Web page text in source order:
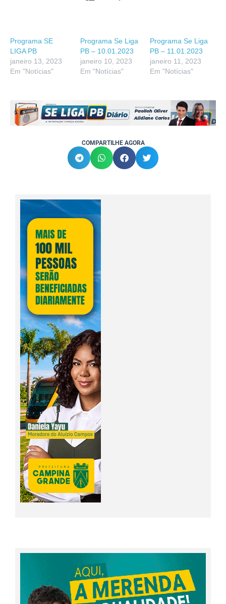
Programa SE
LIGA PB
janeiro 13, 2023
Em "Notícias"
Programa Se Liga
PB – 10.01.2023
janeiro 10, 2023
Em "Notícias"
Programa Se Liga
PB – 11.01.2023
janeiro 11, 2023
Em "Notícias"
COMPARTILHE AGORA